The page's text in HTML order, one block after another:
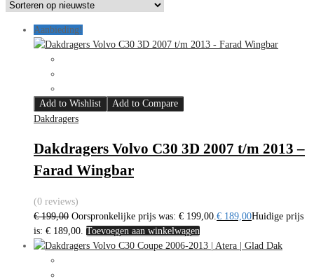
Aanbieding!
Add to Wishlist
Add to Compare
Dakdragers
Dakdragers Volvo C30 3D 2007 t/m 2013 –
Farad Wingbar
(0 reviews)
€199,00 Oorspronkelijke prijs was: € 199,00. € 189,00Huidige prijs
is: € 189,00. Toevoegen aan winkelwagen